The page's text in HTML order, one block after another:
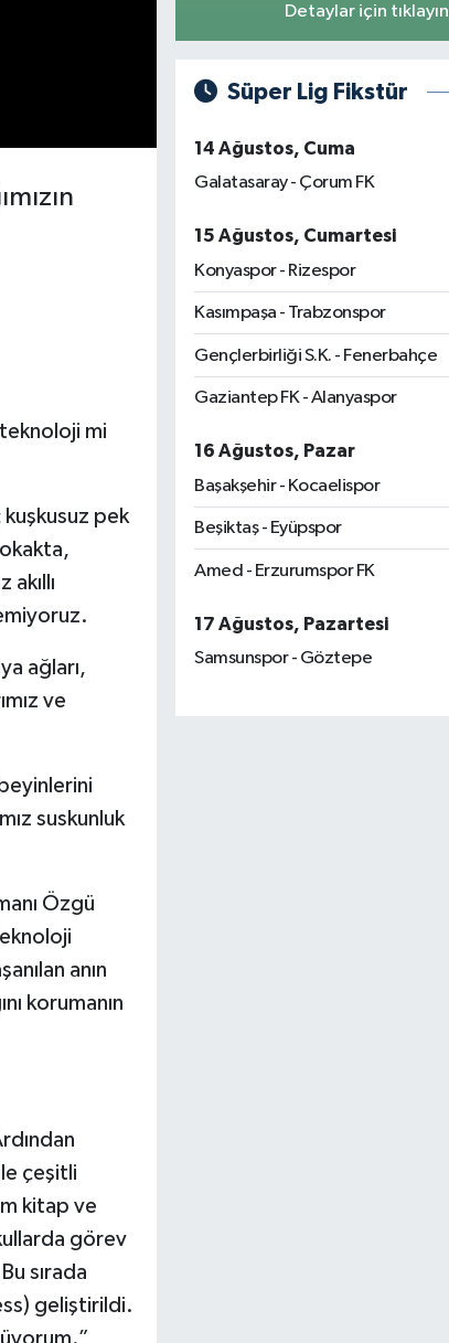
teknoloji mi
kuşkusuz pek
ağları,
ve
suskunluk
Özgü
anın
korumanın
çeşitli
kitap ve
görev
sırada
geliştirildi.
Detaylar için tıklayın
Süper Lig Fikstür
14 Ağustos, Cuma
Galatasaray - Çorum FK
15 Ağustos, Cumartesi
Konyaspor - Rizespor
Kasımpaşa - Trabzonspor
Gençlerbirliği S.K. - Fenerbahçe
Gaziantep FK - Alanyaspor
16 Ağustos, Pazar
Başakşehir - Kocaelispor
Beşiktaş - Eyüpspor
Amed - Erzurumspor FK
17 Ağustos, Pazartesi
Samsunspor - Göztepe